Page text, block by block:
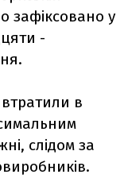
зафіксовано у
-
втратили в
слідом за